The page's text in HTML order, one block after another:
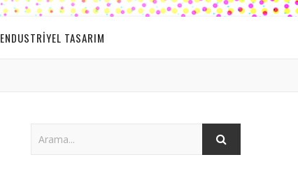
ENDUSTRIYEL TASARIM